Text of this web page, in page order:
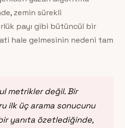
zemin sürekli
payı gibi bütüncül bir
hale gelmesinin nedeni tam
metrikler değil. Bir
ilk üç arama sonucunu
yanıta özetlediğinde,